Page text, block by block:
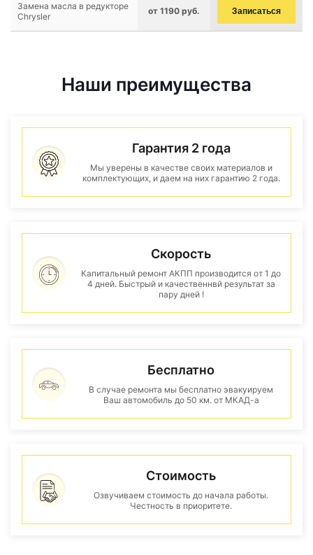
Замена масла в редукторе
Chrysler
от 1190 руб. Записаться
Наши преимущества
Гарантия 2 года
Мы уверены в качестве своих материалов и
комплектующих, и даем на них гарантию 2 года.
Скорость
Капитальный ремонт АКПП производится от 1 до
4 дней. Быстрый и качественнвй результат за
пару дней !
Бесплатно
В случае ремонта мы бесплатно эвакуируем
Ваш автомобиль до 50 км. от МКАД-а
Стоимость
Озвучиваем стоимость до начала работы.
Честность в приоритете.